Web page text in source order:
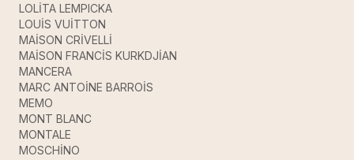
LOLİTA LEMPICKA
LOUİS VUİTTON
MAİSON CRİVELLİ
MAİSON FRANCİS KURKDJİAN
MANCERA
MARC ANTOİNE BARROİS
MEMO
MONT BLANC
MONTALE
MOSCHİNO